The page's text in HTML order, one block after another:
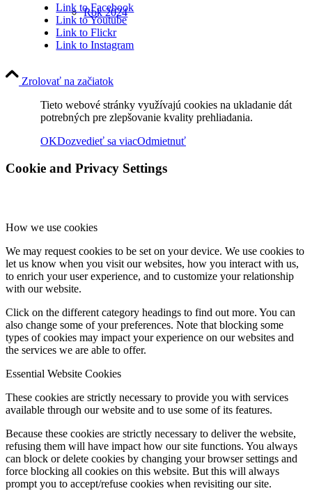
Rok 2024
Rok 2022
Rok 2021
Rok 2020
Rok 2018
Rok 2017
Naše priestory
Link to Facebook
Link to Youtube
Link to Flickr
Link to Instagram
Zrolovať na začiatok
Tieto webové stránky využívajú cookies na ukladanie dát
potrebných pre zlepšovanie kvality prehliadania.
OKDozvedieť sa viacOdmietnuť
Cookie and Privacy Settings
How we use cookies
We may request cookies to be set on your device. We use cookies to
let us know when you visit our websites, how you interact with us,
to enrich your user experience, and to customize your relationship
with our website.
Click on the different category headings to find out more. You can
also change some of your preferences. Note that blocking some
types of cookies may impact your experience on our websites and
the services we are able to offer.
Essential Website Cookies
These cookies are strictly necessary to provide you with services
available through our website and to use some of its features.
Because these cookies are strictly necessary to deliver the website,
refusing them will have impact how our site functions. You always
can block or delete cookies by changing your browser settings and
force blocking all cookies on this website. But this will always
prompt you to accept/refuse cookies when revisiting our site.